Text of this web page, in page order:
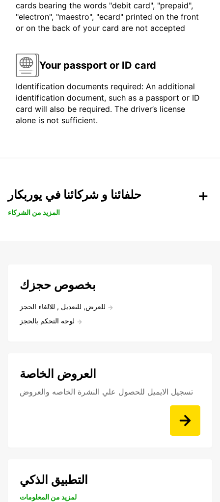
cards bearing the words "debit card", "prepaid",
"electron", "maestro", "ecard" printed on the front
or on the back of your card are not accepted
Your passport or ID card
Identification documents required: An additional
identification document, such as a passport or ID
card will also be required. The driver’s license
alone is not sufficient.
حلفائنا و شركائنا في يوربكار
المزيد من الشركاء
بخصوص حجزك
للعرض, للتعديل , للالغاء الحجز
لوحه التحكم بالحجز
العروض الخاصة
تسجيل الايميل للحصول علي النشرة الخاصه والعروض
التطبيق الذكي
لمزيد من المعلومات